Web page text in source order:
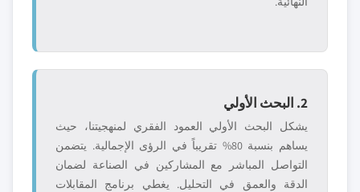
2. البحث الأولي
يشكل البحث الأولي العمود الفقري لمنهجيتنا، حيث
يساهم بنسبة 80% تقريباً في الرؤى الإجمالية. يتضمن
التواصل المباشر مع المشاركين في الصناعة لضمان
الدقة والعمق في التحليل. يغطي برنامج المقابلات